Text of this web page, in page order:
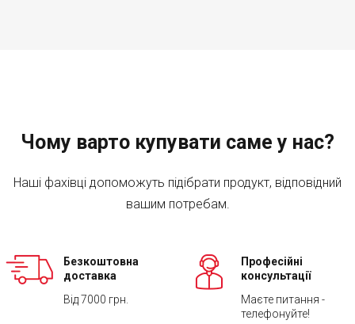
Чому варто купувати саме у нас?
Наші фахівці допоможуть підібрати продукт, відповідний
вашим потребам.
Безкоштовна
доставка
Від 7000 грн.
Професійні
консультації
Маєте питання -
телефонуйте!